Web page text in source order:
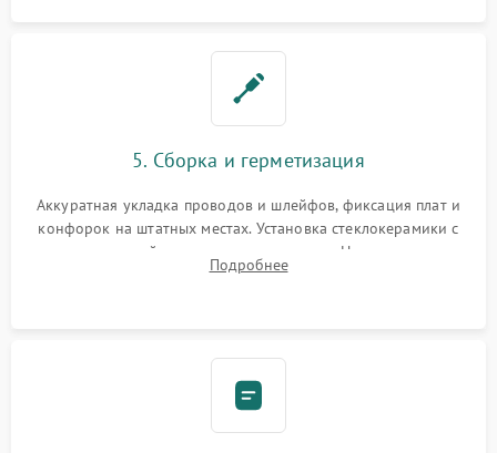
5. Сборка и герметизация
Аккуратная укладка проводов и шлейфов, фиксация плат и
конфорок на штатных местах. Установка стеклокерамики с
проверкой равномерности зазоров. Нанесение
термостойкого герметика или укладка уплотнительной
Подробнее